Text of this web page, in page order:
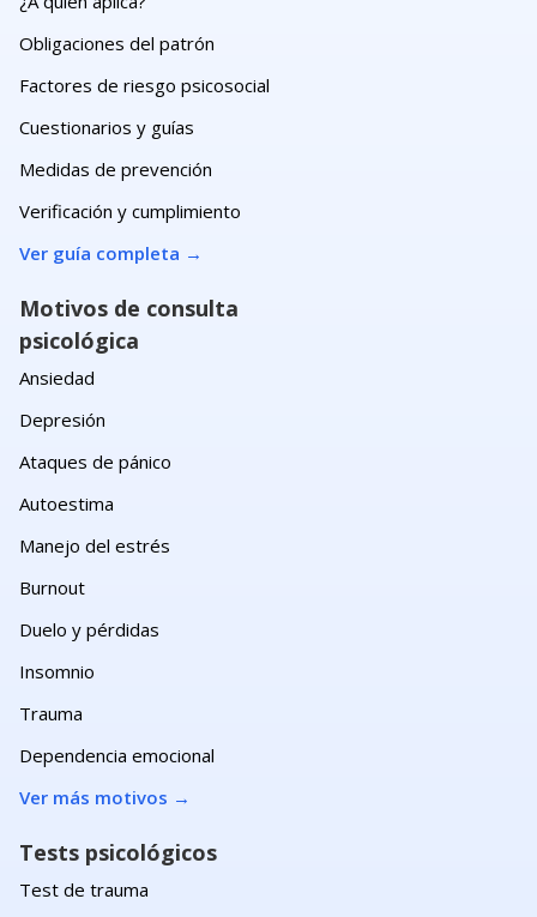
Obligaciones del patrón
Factores de riesgo psicosocial
Cuestionarios y guías
Medidas de prevención
Verificación y cumplimiento
Ver guía completa →
Motivos de consulta
psicológica
Ansiedad
Depresión
Ataques de pánico
Autoestima
Manejo del estrés
Burnout
Duelo y pérdidas
Insomnio
Trauma
Dependencia emocional
Ver más motivos →
Tests psicológicos
Test de trauma